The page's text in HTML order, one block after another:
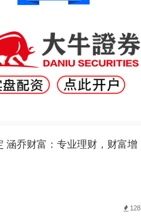
涵乔财富：专业理财，财富增
128